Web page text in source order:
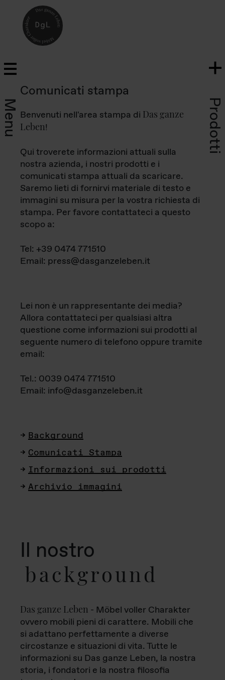
Menu Prodotti
Comunicati stampa
Benvenuti nell'area stampa di Das ganze
Leben!
Qui troverete informazioni attuali sulla
nostra azienda, i nostri prodotti e i
comunicati stampa attuali da scaricare.
Saremo lieti di fornirvi materiale di testo e
immagini su misura per la vostra richiesta di
stampa. Per favore contattateci a questo
scopo a:
Tel: +39 0474 771510
Email: press@dasganzeleben.it
Lei non è un rappresentante dei media?
Allora contattateci per qualsiasi altra
questione come informazioni sui prodotti al
seguente numero di telefono oppure tramite
email:
Tel.: 0039 0474 771510
Email: info@dasganzeleben.it
Background
Comunicati Stampa
Informazioni sui prodotti
Archivio immagini
Il nostro
background
Das ganze Leben - Möbel voller Charakter
ovvero mobili pieni di carattere. Mobili che
si adattano perfettamente a diverse
circostanze e situazioni di vita. Tutte le
informazioni su Das ganze Leben, la nostra
storia, i fondatori e la nostra filosofia